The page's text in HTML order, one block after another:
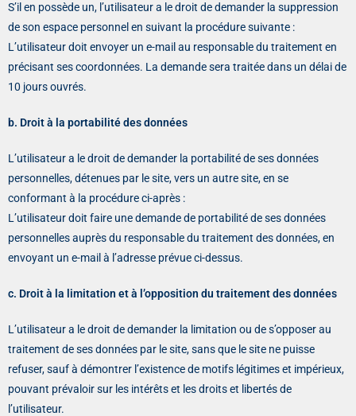
S’il en possède un, l’utilisateur a le droit de demander la suppression
de son espace personnel en suivant la procédure suivante :
L’utilisateur doit envoyer un e-mail au responsable du traitement en
précisant ses coordonnées. La demande sera traitée dans un délai de
10 jours ouvrés.
b. Droit à la portabilité des données
L’utilisateur a le droit de demander la portabilité de ses données
personnelles, détenues par le site, vers un autre site, en se
conformant à la procédure ci-après :
L’utilisateur doit faire une demande de portabilité de ses données
personnelles auprès du responsable du traitement des données, en
envoyant un e-mail à l’adresse prévue ci-dessus.
c. Droit à la limitation et à l’opposition du traitement des données
L’utilisateur a le droit de demander la limitation ou de s’opposer au
traitement de ses données par le site, sans que le site ne puisse
refuser, sauf à démontrer l’existence de motifs légitimes et impérieux,
pouvant prévaloir sur les intérêts et les droits et libertés de
l’utilisateur.